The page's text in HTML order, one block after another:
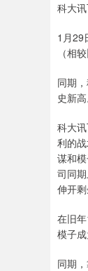
科大
1月29
（相
同期
史新高
科大
利的
谋和
司同
伸开
在旧
模子
同期